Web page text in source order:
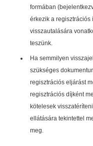
formában
érkezik a regisztrációs
visszautalására
teszünk.
Ha semmilyen
szükséges
regisztrációs eljárást
regisztrációs díjként
kötelesek
ellátására tekintettel
meg.